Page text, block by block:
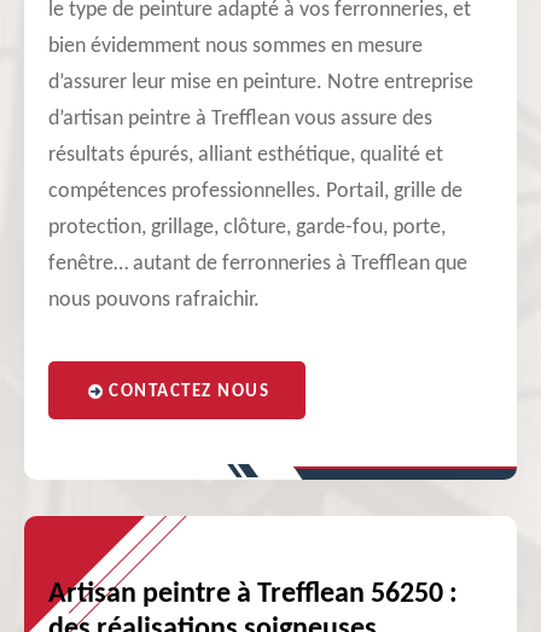
le type de peinture adapté à vos ferronneries, et
bien évidemment nous sommes en mesure
d’assurer leur mise en peinture. Notre entreprise
d’artisan peintre à Trefflean vous assure des
résultats épurés, alliant esthétique, qualité et
compétences professionnelles. Portail, grille de
protection, grillage, clôture, garde-fou, porte,
fenêtre… autant de ferronneries à Trefflean que
nous pouvons rafraichir.
CONTACTEZ NOUS
Artisan peintre à Trefflean 56250 :